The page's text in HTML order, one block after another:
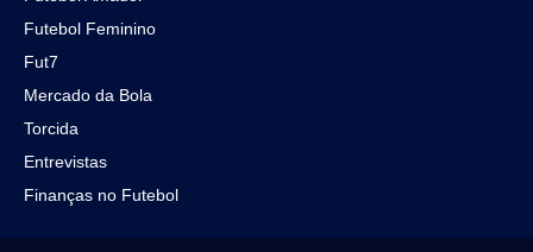
Futebol Feminino
Fut7
Mercado da Bola
Torcida
Entrevistas
Finanças no Futebol